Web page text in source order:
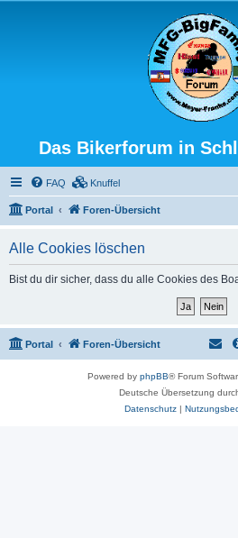
Das Bikerforum in
FAQ Knuffel
Portal Foren-Übersicht
Alle Cookies löschen
Bist du dir sicher, dass du alle Cookies des
Portal Foren-Übersicht
Powered by phpBB® Forum
Deutsche Übersetzung
Datenschutz|